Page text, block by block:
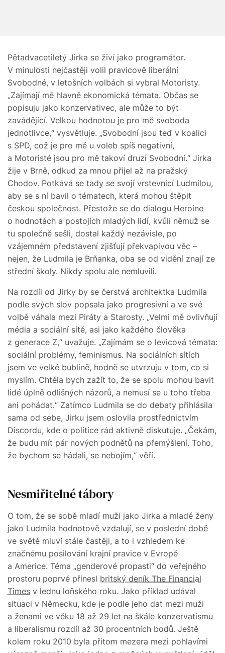
Pětadvacetiletý Jirka se živí jako programátor.
V minulosti nejčastěji volil pravicově liberální
Svobodné, v letošních volbách si vybral Motoristy.
„Zajímají mě hlavně ekonomická témata. Občas se
popisuju jako konzervativec, ale může to být
zavádějící. Velkou hodnotou je pro mě svoboda
jednotlivce,“ vysvětluje. „Svobodní jsou teď v koalici
s SPD, což je pro mě u voleb spíš negativní,
a Motoristé jsou pro mě takoví druzí Svobodní.“ Jirka
žije v Brně, odkud za mnou přijel až na pražský
Chodov. Potkává se tady se svojí vrstevnicí Ludmilou,
aby se s ní bavil o tématech, která mohou štěpit
českou společnost. Přestože se do dialogu Heroine
o hodnotách a postojích mladých lidí, kvůli němuž se
tu společně sešli, dostal každý nezávisle, po
vzájemném představení zjišťují překvapivou věc –
nejen, že Ludmila je Brňanka, oba se od vidění znají ze
střední školy. Nikdy spolu ale nemluvili.
Na rozdíl od Jirky by se čerstvá architektka Ludmila
podle svých slov popsala jako progresivní a ve své
volbě váhala mezi Piráty a Starosty. „Velmi mě ovlivňují
média a sociální sítě, asi jako každého člověka
z generace Z,“ uvažuje. „Zajímám se o levicová témata:
sociální problémy, feminismus. Na sociálních sítích
jsem ve velké bublině, hodně se utvrzuju v tom, co si
myslím. Chtěla bych zažít to, že se spolu mohou bavit
lidé úplně odlišných názorů, a nemusí se u toho třeba
ani pohádat.“ Zatímco Ludmila se do debaty přihlásila
sama od sebe, Jirku jsem oslovila prostřednictvím
Discordu, kde o politice rád aktivně diskutuje. „Čekám,
že budu mít pár nových podnětů na přemýšlení. Toho,
že bychom se hádali, se nebojím,“ věří.
Nesmiřitelné tábory
O tom, že se sobě mladí muži jako Jirka a mladé ženy
jako Ludmila hodnotově vzdalují, se v poslední době
ve světě mluví stále častěji, a to i vzhledem ke
značnému posilování krajní pravice v Evropě
a Americe. Téma „genderové propasti“ do veřejného
prostoru poprvé přinesl britský deník The Financial
Times v lednu loňského roku. Jako příklad udával
situaci v Německu, kde je podle jeho dat mezi muži
a ženami ve věku 18 až 29 let na škále konzervatismu
a liberalismu rozdíl až 30 procentních bodů. Ještě
kolem roku 2010 byla přitom mezera mezi pohlavími